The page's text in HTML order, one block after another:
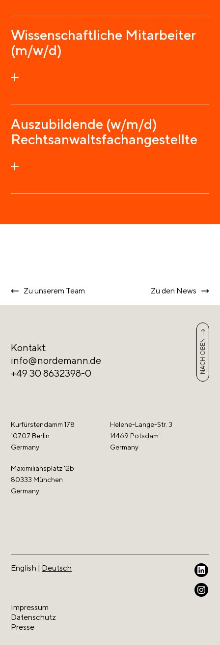
Wissenschaftliche Mitarbeiter
(m/w/d)
Auszubildende (w/m/d)
Rechtsanwaltsfachangestellte
Zu unserem Team Zu den News
Kontakt:
info@nordemann.de
+49 30 8632398-0
Kurfürstendamm 178
10707 Berlin
Germany
Helene-Lange-Str. 3
14469 Potsdam
Germany
Maximiliansplatz 12b
80333 München
Germany
NACH OBEN
English | Deutsch
Impressum
Datenschutz
Presse